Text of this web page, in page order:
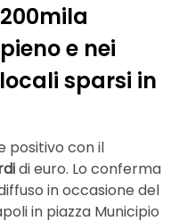
e nei
sparsi in
positivo con il
di euro. Lo conferma
in occasione del
in piazza Municipio